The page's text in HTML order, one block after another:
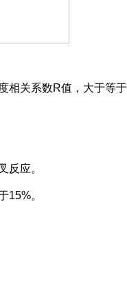
相关系数R值，大于等于
反应。
15%。